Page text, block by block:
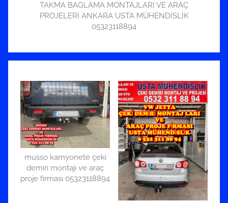
TAKMA BAGLAMA MONTAJLARI VE ARAÇ
PROJELERİ ANKARA USTA MÜHENDİSLİK
05323118894
musso kamyonete çeki
demiri montajı ve araç
proje firması 05323118894